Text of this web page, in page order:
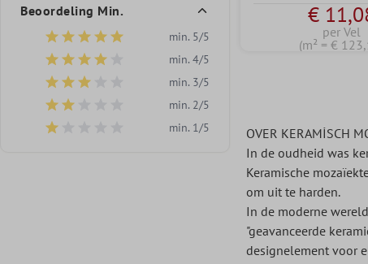
Beoordeling Min.
Filter toevoegen: Minimale waardering van 5 van de 5 sterren
min. 5/5
Filter toevoegen: Minimale waardering van 4 van de 5 sterren
min. 4/5
Filter toevoegen: Minimale waardering van 3 van de 5 sterren
min. 3/5
Filter toevoegen: Minimale waardering van 2 van de 5 sterren
min. 2/5
Filter toevoegen: Minimale waardering van 1 van de 5 sterren
min. 1/5
€
per Vel
(m² = €
OVER KERAMİSCH
In de oudheid was
Keramische
om uit te harden.
In de moderne
"geavanceerde
designelement voor